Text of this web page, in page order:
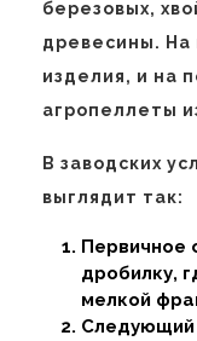
березовых,
древесины. На
изделия, и на
агропеллеты
В заводских
выглядит так:
Первичное
дробилку,
мелкой
Следующий